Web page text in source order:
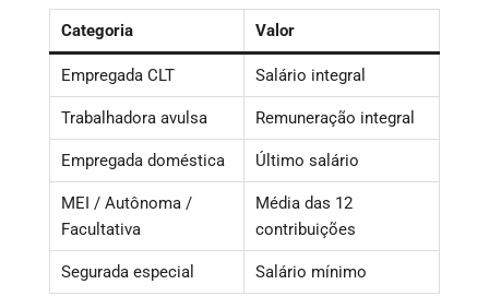
Categoria Valor
Empregada CLT Salário integral
Trabalhadora avulsa Remuneração integral
Empregada doméstica Último salário
MEI / Autônoma /
Facultativa
Média das 12
contribuições
Segurada especial Salário mínimo